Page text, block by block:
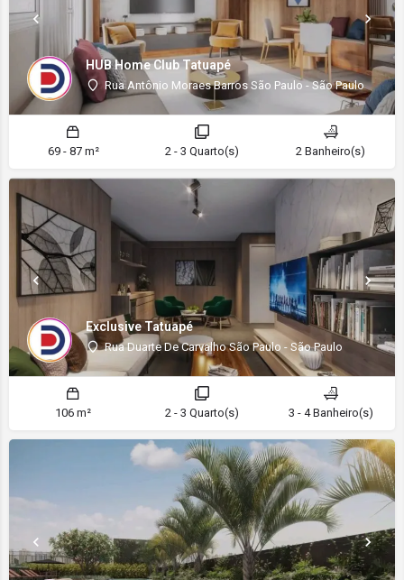
HUB Home Club Tatuapé
Rua Antônio Moraes Barros São Paulo - São Paulo
69 - 87 m² 2 - 3 Quarto(s) 2 Banheiro(s)
Exclusive Tatuapé
Rua Duarte De Carvalho São Paulo - São Paulo
106 m² 2 - 3 Quarto(s) 3 - 4 Banheiro(s)